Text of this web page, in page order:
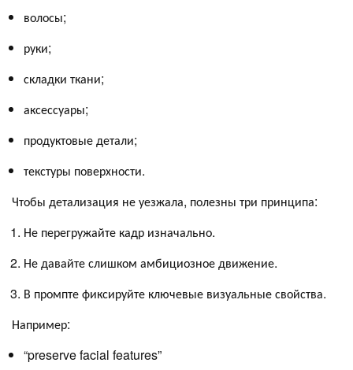
волосы;
руки;
складки ткани;
аксессуары;
продуктовые детали;
текстуры поверхности.
Чтобы детализация не уезжала, полезны три принципа:
Не перегружайте кадр изначально.
Не давайте слишком амбициозное движение.
В промпте фиксируйте ключевые визуальные свойства.
Например:
“preserve facial features”